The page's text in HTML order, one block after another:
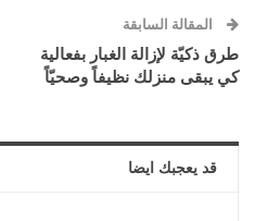
المقالة السابقة
طرق ذكيّة لإزالة الغبار بفعالية
كي يبقى منزلك نظيفاً وصحيّاً
قد يعجبك ايضا